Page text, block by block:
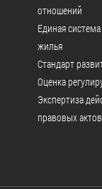
отношений
Единая
жилья
Стандарт
Оценка
Экспертиза
правовых актов